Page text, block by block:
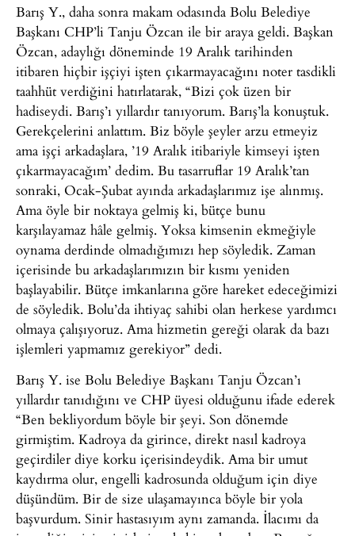
Barış Y., daha sonra makam odasında Bolu Belediye
Başkanı CHP’li Tanju Özcan ile bir araya geldi. Başkan
Özcan, adaylığı döneminde 19 Aralık tarihinden
itibaren hiçbir işçiyi işten çıkarmayacağını noter tasdikli
taahhüt verdiğini hatırlatarak, “Bizi çok üzen bir
hadiseydi. Barış’ı yıllardır tanıyorum. Barış’la konuştuk.
Gerekçelerini anlattım. Biz böyle şeyler arzu etmeyiz
ama işçi arkadaşlara, ’19 Aralık itibariyle kimseyi işten
çıkarmayacağım’ dedim. Bu tasarruflar 19 Aralık’tan
sonraki, Ocak-Şubat ayında arkadaşlarımız işe alınmış.
Ama öyle bir noktaya gelmiş ki, bütçe bunu
karşılayamaz hâle gelmiş. Yoksa kimsenin ekmeğiyle
oynama derdinde olmadığımızı hep söyledik. Zaman
içerisinde bu arkadaşlarımızın bir kısmı yeniden
başlayabilir. Bütçe imkanlarına göre hareket edeceğimizi
de söyledik. Bolu’da ihtiyaç sahibi olan herkese yardımcı
olmaya çalışıyoruz. Ama hizmetin gereği olarak da bazı
işlemleri yapmamız gerekiyor” dedi.
Barış Y. ise Bolu Belediye Başkanı Tanju Özcan’ı
yıllardır tanıdığını ve CHP üyesi olduğunu ifade ederek
“Ben bekliyordum böyle bir şeyi. Son dönemde
girmiştim. Kadroya da girince, direkt nasıl kadroya
geçirdiler diye korku içerisindeydik. Ama bir umut
kaydırma olur, engelli kadrosunda olduğum için diye
düşündüm. Bir de size ulaşamayınca böyle bir yola
başvurdum. Sinir hastasıyım aynı zamanda. İlacımı da